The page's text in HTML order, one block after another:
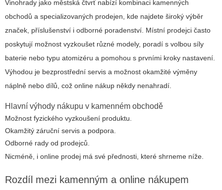
Vinohrady jako městská čtvrť nabízí kombinaci kamenných
obchodů a specializovaných prodejen, kde najdete široký výběr
značek, příslušenství i odborné poradenství. Místní prodejci často
poskytují možnost vyzkoušet různé modely, poradí s volbou síly
baterie nebo typu atomizéru a pomohou s prvními kroky nastavení.
Výhodou je bezprostřední servis a možnost okamžité výměny
náplně nebo dílů, což online nákup někdy nenahradí.
Hlavní výhody nákupu v kamenném obchodě
Možnost fyzického vyzkoušení produktu.
Okamžitý záruční servis a podpora.
Odborné rady od prodejců.
Nicméně, i online prodej má své přednosti, které shrneme níže.
Rozdíl mezi kamenným a online nákupem